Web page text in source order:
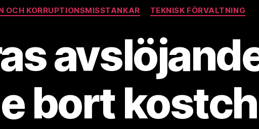
Kategorier
OCH KORRUPTIONSMISSTANKAR TEKNISK FÖRVALTNING
bort